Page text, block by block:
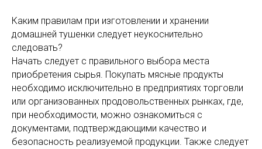
Каким правилам при изготовлении и хранении
домашней тушенки следует неукоснительно
следовать?
Начать следует с правильного выбора места
приобретения сырья. Покупать мясные продукты
необходимо исключительно в предприятиях торговли
или организованных продовольственных рынках, где,
при необходимости, можно ознакомиться с
документами, подтверждающими качество и
безопасность реализуемой продукции. Также следует